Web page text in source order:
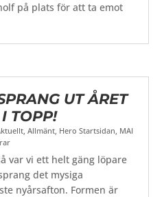
på plats för att ta emot
UT ÅRET
TOPP!
,Allmänt Hero Startsidan MAI
var vi ett helt gäng löpare
det mysiga
nyårsafton. Formen är